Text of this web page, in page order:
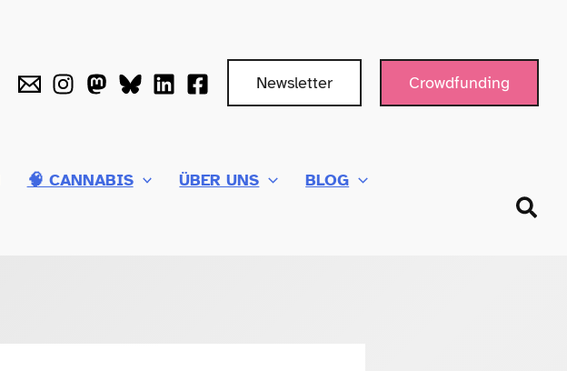
Newsletter Crowdfunding
🧠 CANNABIS ÜBER UNS BLOG